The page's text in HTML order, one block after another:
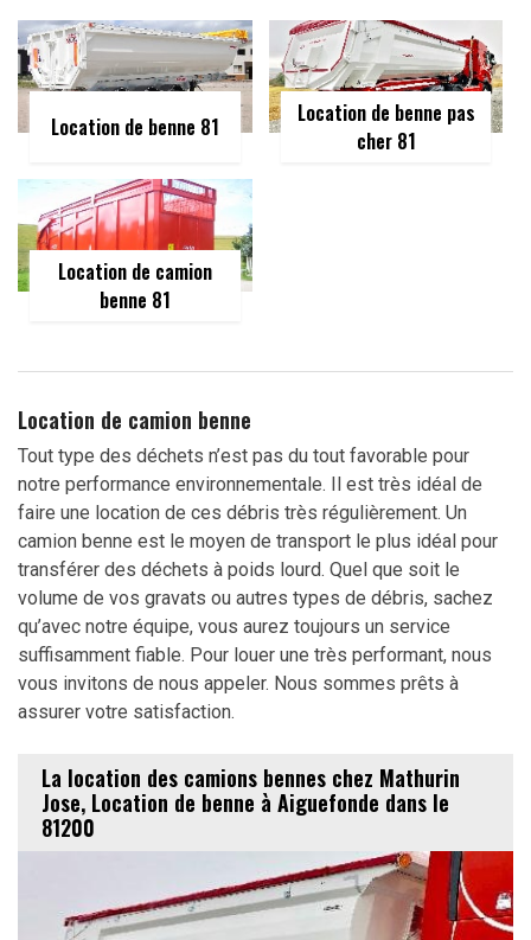
Location de benne 81
Location de benne pas
cher 81
Location de camion
benne 81
Location de camion benne
Tout type des déchets n’est pas du tout favorable pour
notre performance environnementale. Il est très idéal de
faire une location de ces débris très régulièrement. Un
camion benne est le moyen de transport le plus idéal pour
transférer des déchets à poids lourd. Quel que soit le
volume de vos gravats ou autres types de débris, sachez
qu’avec notre équipe, vous aurez toujours un service
suffisamment fiable. Pour louer une très performant, nous
vous invitons de nous appeler. Nous sommes prêts à
assurer votre satisfaction.
La location des camions bennes chez Mathurin
Jose, Location de benne à Aiguefonde dans le
81200